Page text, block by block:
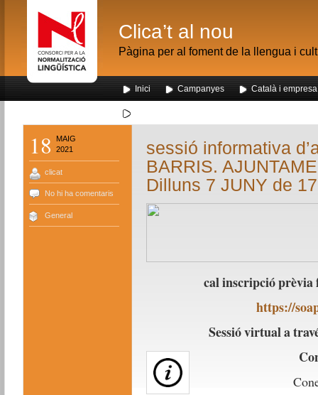
Clica’t al nou
Pàgina per al foment de la llengua i
Inici Campanyes Català i empresa
18
MAIG
2021
clicat
No hi ha comentaris
General
sessió informativa
BARRIS.
Dilluns 7 JUNY de
cal inscripció prèvia
https://
Sessió virtual a